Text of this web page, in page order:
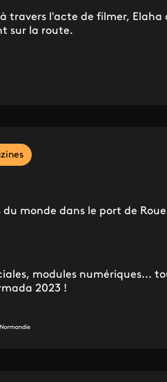
travers l'acte de filmer, Elaha
sur la route.
du monde dans le port de
modules numériques...
2023 !